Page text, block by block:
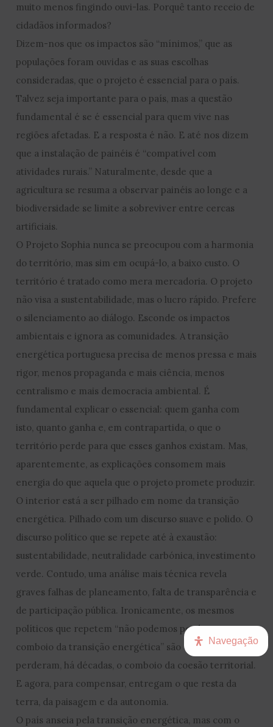
muito menos fingindo ouvi-las. Porquê tanto receio de
cidadãos informados?
Dizem-nos que os impactos são “mínimos,” que as
populações foram ouvidas e as suas escolhas
consideradas, que o projeto é essencial para o país.
Talvez seja importante para o país, mas a questão
fundamental é se é essencial para quem vive nas
regiões afetadas. E a resposta é não. E até nos dizem
que a instalação de painéis é “compatível com
atividades rurais.” Naturalmente, desde que a
agricultura se resuma a observar painéis ao longe e a
biodiversidade se limite a sobreviver entre cercas
artificiais.
O Projeto Sophia nunca se preocupou com a harmonia
do território, mas sim em ocupá-lo, a baixo custo. O
território é tratado como mera mercadoria. O projeto
não visa a sustentabilidade, mas o lucro rápido. Prefere
o silenciamento ao diálogo. Esconde os impactos
ambientais e ignora as comunidades. A transição
energética portuguesa precisa de menos pressa e mais
rigor, menos propaganda e mais ciência, menos
centralismo e mais democracia ambiental. É
fundamental explicar o essencial: quem ganha com
isto, quanto ganha e, em contrapartida, o que o
território perde para que esses ganhos existam. Mas,
aparentemente, as explicações consomem mais
energia do que aquela que o projeto promete produzir.
O interior está a ser pilhado em nome da transição
energética. Pilhado com um discurso suave e polido. O
discurso político que se repete até à exaustão:
sustentabilidade, neutralidade carbónica, investimento
verde. Contudo, uma análise mais técnica revela
graves falhas de planeamento, falta de transparência e
de participação pública. Ironicamente, os mesmos
políticos que repetem “não podemos perder o
comboio da transição energética” são os mesmos que
perderam, há décadas, o comboio da coesão territorial.
E agora, para compensar, entregam o que resta da
terra, da paisagem e da autonomia.
O país anseia pela transição energética, mas com o
Navegação